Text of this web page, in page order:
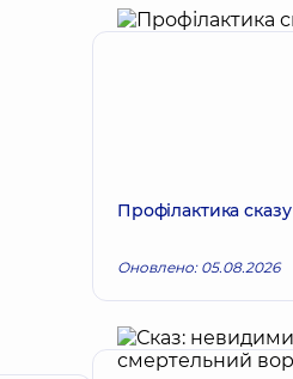
Профілактика сказу
Оновлено: 05.08.2026